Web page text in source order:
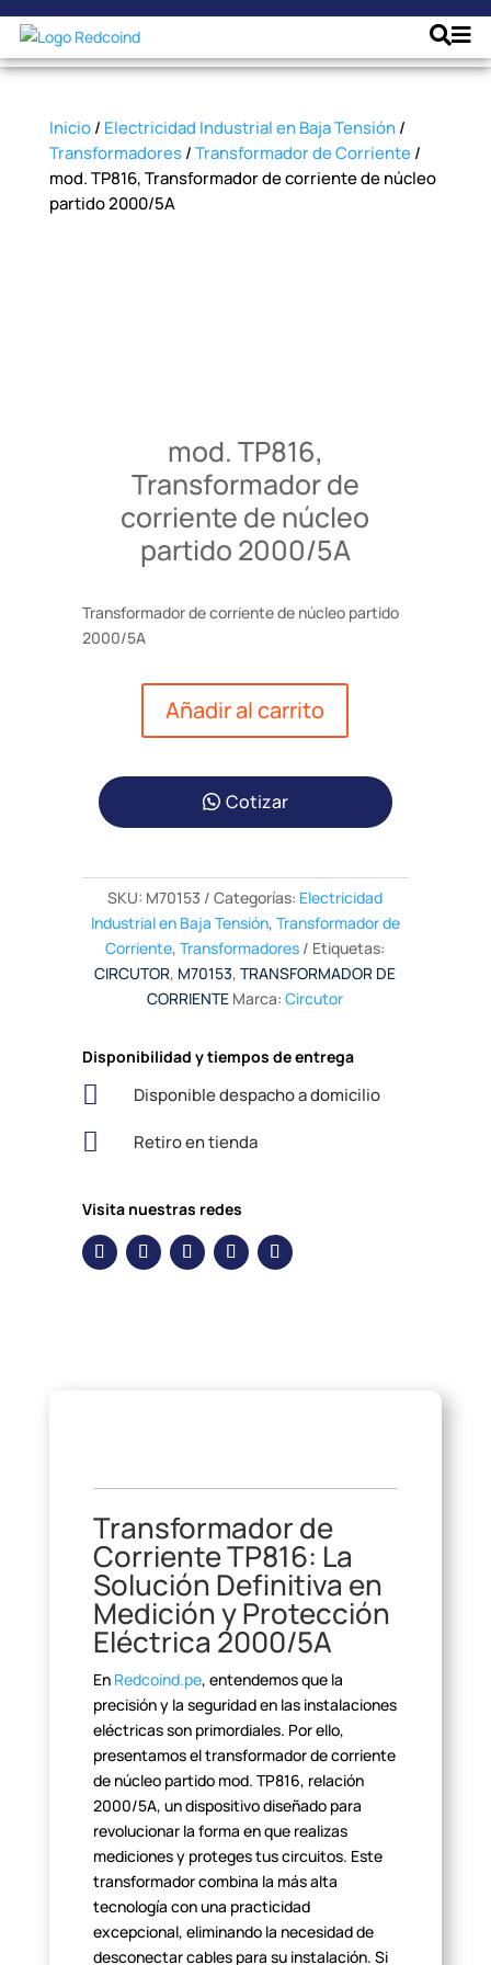
Inicio/ Electricidad Industrial en Baja Tensión/
Transformadores/Transformador de Corriente/
mod. TP816, Transformador de corriente de núcleo
partido 2000/5A
mod. TP816,
Transformador de
corriente de núcleo
partido 2000/5A
Transformador de corriente de núcleo partido
2000/5A
Añadir al carrito
Cotizar
SKU: M70153 Categorías: Electricidad
Industrial en Baja Tensión, Transformador de
Corriente,Transformadores
Etiquetas:
CIRCUTOR, M70153,TRANSFORMADOR DE
CORRIENTE Marca:Circutor
Disponibilidad y tiempos de entrega
 Disponible despacho a domicilio
 Retiro en tienda
Visita nuestras redes
Transformador de
CorrienteTP816: La
Solución Definitiva en
Medición y Protección
Eléctrica 2000/5A
En Redcoind.pe, entendemos que la
precisión y la seguridad en las instalaciones
eléctricas son primordiales. Por ello,
presentamos el transformador de corriente
de núcleo partido mod. TP816, relación
2000/5A, un dispositivo diseñado para
revolucionar la forma en que realizas
mediciones y proteges tus circuitos. Este
transformadorcombina la más alta
tecnología con una practicidad
excepcional, eliminando la necesidad de
desconectar cables para su instalación. Si